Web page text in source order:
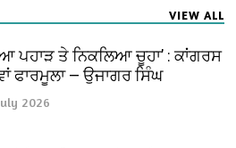
VIEW ALL
ਪਹਾੜ ਤੇ ਨਿਕਲਿਆ ਚੂਹਾ’ : ਕਾਂਗਰਸ
ਫਾਰਮੂਲਾ — ਉਜਾਗਰ ਸਿੰਘ
2026